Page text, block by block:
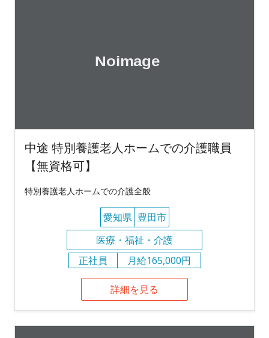
中途 特別養護老人ホームでの介護職員
【無資格可】
特別養護老人ホームでの介護全般
愛知県 豊田市
医療・福祉・介護
正社員
月給165,000円
詳細を見る